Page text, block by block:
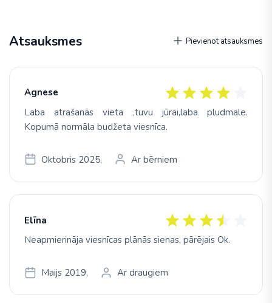
Atsauksmes Pievienot atsauksmes
Agnese
Laba atrašanās vieta ,tuvu jūrai,laba pludmale.
Kopumā normāla budžeta viesnīca.
Oktobris 2025, Ar bērniem
Elīna
Neapmierināja viesnīcas plānās sienas, pārējais Ok.
Maijs 2019, Ar draugiem